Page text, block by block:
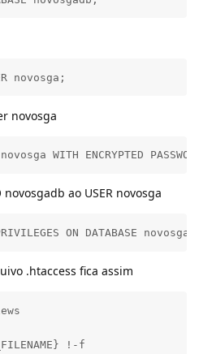
novosga;
novosga
WITH ENCRYPTED
ao USER novosga
ON DATABASE
.htaccess fica assim
!-f